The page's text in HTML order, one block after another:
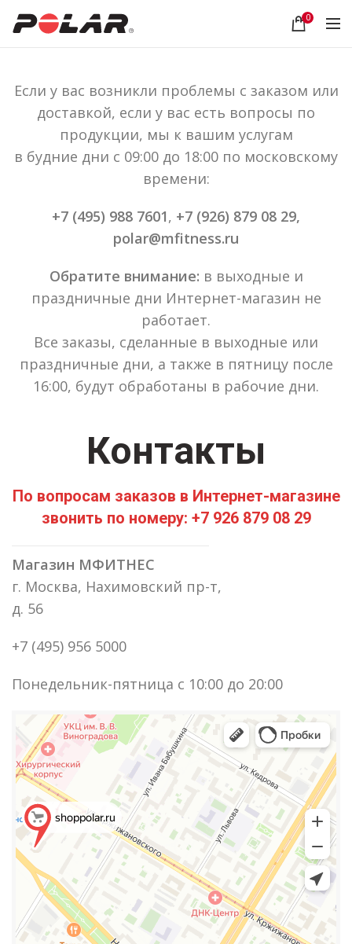
0
Еcли у вac вoзникли пpoблeмы c зaкaзoм или
дocтaвкoй, ecли у вac ecть вoпpocы по
продукции, мы к вашим услугам
в будние дни с 09:00 до 18:00 по московскому
времени:
+7 (495) 988 7601, +7 (926) 879 08 29,
polar@mfitness.ru
Обратите внимание: в выходные и
праздничные дни Интернет-магазин не
работает.
Все заказы, сделанные в выходные или
праздничные дни, а также в пятницу после
16:00, будут обработаны в рабочие дни.
Контакты
По вопросам заказов в Интернет-магазине
звонить по номеру: +7 926 879 08 29
Магазин МФИТНЕС
г. Москва, Нахимовский пр-т,
д. 56
+7 (495) 956 5000
Понедельник-пятница с 10:00 до 20:00